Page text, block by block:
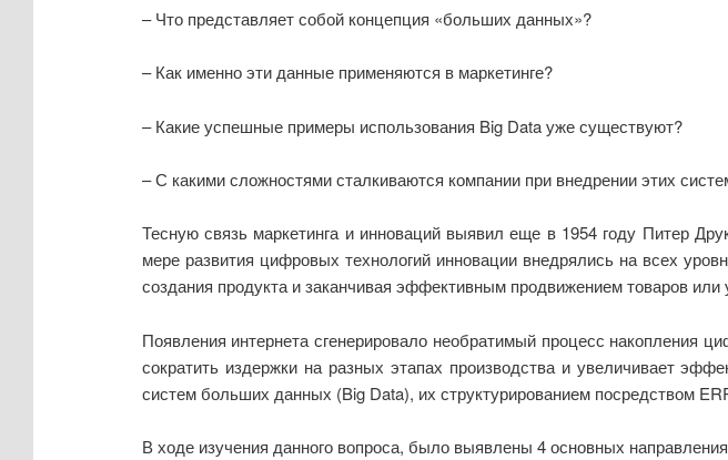
– Что представляет собой концепция «больших данных»?
– Как именно эти данные применяются в маркетинге?
– Какие успешные примеры использования Big Data уже существуют?
– С какими сложностями сталкиваются компании при внедрении этих
Тесную связь маркетинга и инноваций выявил еще в 1954 году Питер
мере развития цифровых технологий инновации внедрялись на всех
создания продукта и заканчивая эффективным продвижением товаров
Появления интернета сгенерировало необратимый процесс накопления
сократить издержки на разных этапах производства и увеличивает
систем больших данных (Big Data), их структурированием посредством
В ходе изучения данного вопроса, было выявлены 4 основных